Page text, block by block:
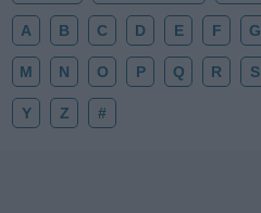
A B C D E F G
M N O P Q R S
Y Z #